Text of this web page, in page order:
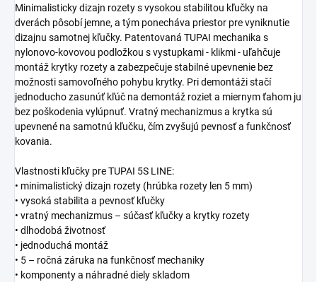
Minimalisticky dizajn rozety s vysokou stabilitou kľučky na
dverách pôsobí jemne, a tým ponecháva priestor pre vyniknutie
dizajnu samotnej kľučky. Patentovaná TUPAI mechanika s
nylonovo-kovovou podložkou s vystupkami - klikmi - uľahčuje
montáž krytky rozety a zabezpečuje stabilné upevnenie bez
možnosti samovoľného pohybu krytky. Pri demontáži stačí
jednoducho zasunúť kľúč na demontáž roziet a miernym ťahom ju
bez poškodenia vylúpnuť. Vratný mechanizmus a krytka sú
upevnené na samotnú kľučku, čím zvyšujú pevnosť a funkčnosť
kovania.
Vlastnosti kľučky pre TUPAI 5S LINE:
• minimalistický dizajn rozety (hrúbka rozety len 5 mm)
• vysoká stabilita a pevnosť kľučky
• vratný mechanizmus – súčasť kľučky a krytky rozety
• dlhodobá životnosť
• jednoduchá montáž
• 5 – ročná záruka na funkčnosť mechaniky
• komponenty a náhradné diely skladom